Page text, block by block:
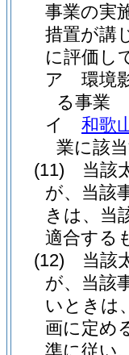
事業の実
措置が講
に評価し
ア
環境
る事業
イ
和歌
業に該
(11)
当該
が、当該
きは、当
適合する
(12)
当該
が、当該
いときは
画に定め
準に従い